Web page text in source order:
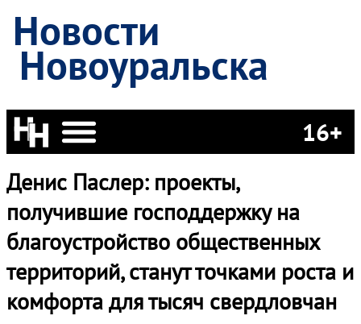
Новости
Новоуральска
16+
Денис Паслер: проекты,
получившие господдержку на
благоустройство общественных
территорий, станут точками роста и
комфорта для тысяч свердловчан